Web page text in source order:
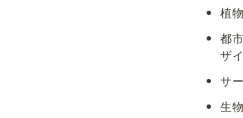
植
都
ザ
サ
生